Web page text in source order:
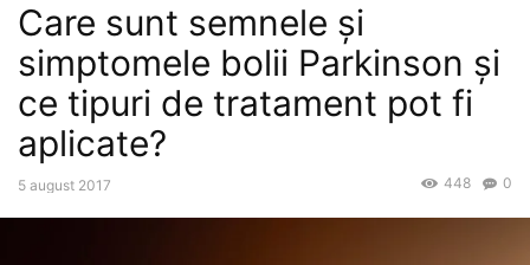
Care sunt semnele și
simptomele bolii Parkinson și
ce tipuri de tratament pot fi
aplicate?
5 august 2017 0
448